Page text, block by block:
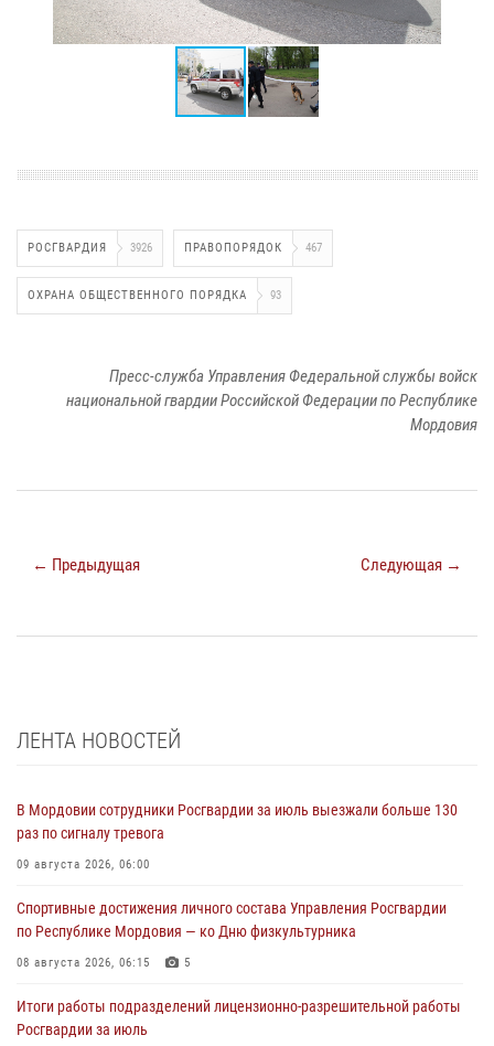
РОСГВАРДИЯ 3926 ПРАВОПОРЯДОК 467
ОХРАНА ОБЩЕСТВЕННОГО ПОРЯДКА 93
Пресс-служба Управления Федеральной службы войск
национальной гвардии Российской Федерации по Республике
Мордовия
← Предыдущая Следующая →
ЛЕНТА НОВОСТЕЙ
В Мордовии сотрудники Росгвардии за июль выезжали больше 130
раз по сигналу тревога
09 августа 2026, 06:00
Спортивные достижения личного состава Управления Росгвардии
по Республике Мордовия — ко Дню физкультурника
08 августа 2026, 06:15 5
Итоги работы подразделений лицензионно-разрешительной работы
Росгвардии за июль